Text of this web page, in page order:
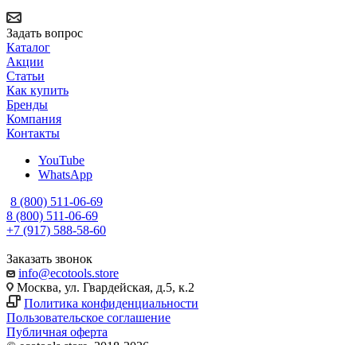
Задать вопрос
Каталог
Акции
Статьи
Как купить
Бренды
Компания
Контакты
YouTube
WhatsApp
8 (800) 511-06-69
8 (800) 511-06-69
+7 (917) 588-58-60
Заказать звонок
info@ecotools.store
Москва, ул. Гвардейская, д.5, к.2
Политика конфиденциальности
Пользовательское соглашение
Публичная оферта